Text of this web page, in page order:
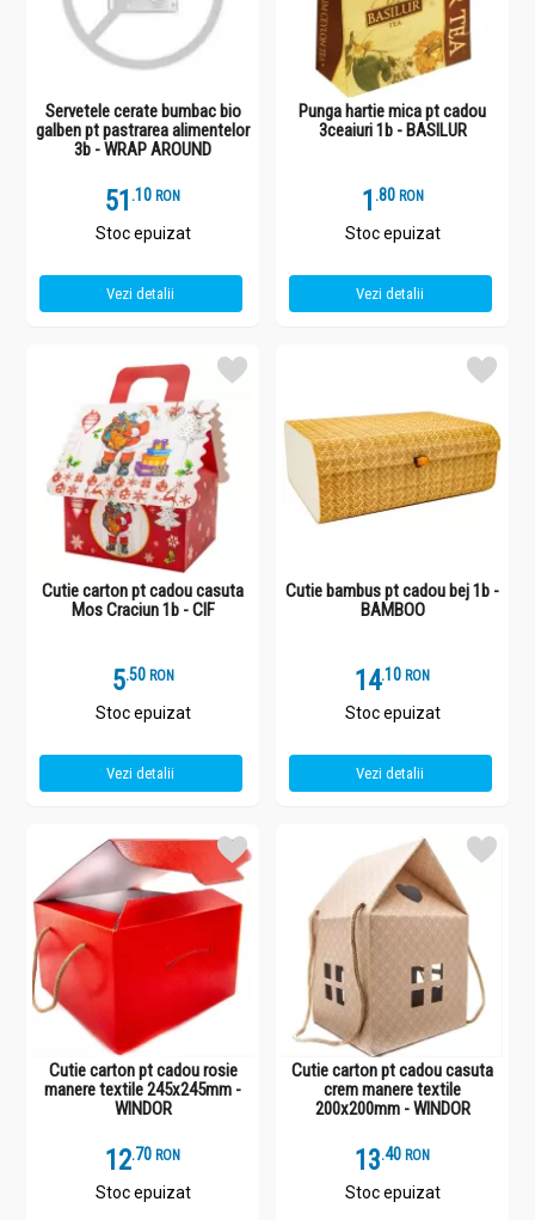
Servetele cerate bumbac bio
galben pt pastrarea alimentelor
3b - WRAP AROUND
51 .1 RON
Stoc epuizat
Vezi detalii
Punga hartie mica pt cadou
3ceaiuri 1b - BASILUR
1 .8 RON
Stoc epuizat
Vezi detalii
Cutie carton pt cadou casuta
Mos Craciun 1b - CIF
5.5 RON
Stoc epuizat
Vezi detalii
Cutie bambus pt cadou bej 1b -
BAMBOO
14.1 RON
Stoc epuizat
Vezi detalii
Cutie carton pt cadou rosie
manere textile 245x245mm -
WINDOR
12.7 RON
Stoc epuizat
Cutie carton pt cadou casuta
crem manere textile
200x200mm - WINDOR
13.4 RON
Stoc epuizat